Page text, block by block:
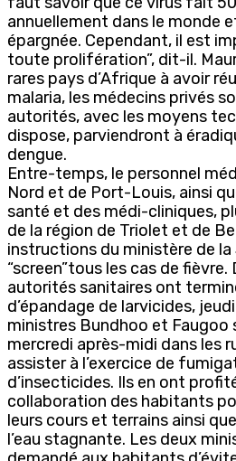
annuellement dans le monde
épargnée. Cependant, il est
toute prolifération”, dit-il.
rares pays d’Afrique à avoir
malaria, les médecins privés
autorités, avec les moyens
dispose, parviendront à
dengue.
Entre-temps, le personnel
Nord et de Port-Louis, ainsi
santé et des médi-cliniques,
de la région de Triolet et de
instructions du ministère de la
“screen”tous les cas de fièvre.
autorités sanitaires ont
d’épandage de larvicides,
ministres Bundhoo et Faugoo
mercredi après-midi dans les
assister à l’exercice de
d’insecticides. Ils en ont
collaboration des habitants
leurs cours et terrains ainsi
l’eau stagnante. Les deux